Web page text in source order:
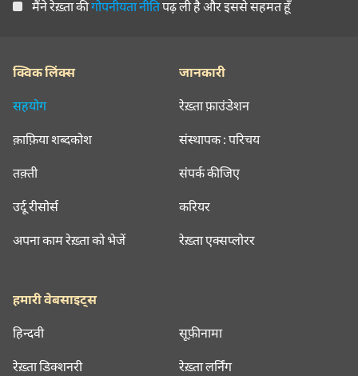
मैंने रेख़्ता कीगोपनीयता नीतिपढ़ ली है और इससे सहमत हूँ
क्विक लिंक्स
सहयोग
क़ाफ़िया शब्दकोश
तक़्ती
उर्दू रीसोर्स
अपना काम रेख़्ता को भेजें
जानकारी
रेख़्ता फ़ाउंडेशन
संस्थापक : परिचय
संपर्क कीजिए
करियर
रेख़्ता एक्सप्लोरर
हमारी वेबसाइट्स
हिन्दवी सूफ़ीनामा
रेख़्ता डिक्शनरी रेख़्ता लर्निंग